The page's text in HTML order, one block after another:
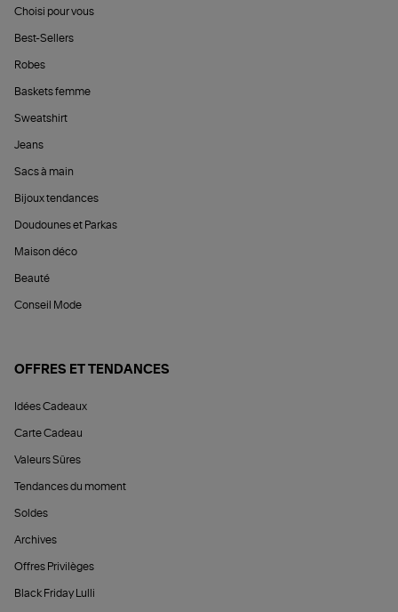
Choisi pour vous
Best-Sellers
Robes
Baskets femme
Sweatshirt
Jeans
Sacs à main
Bijoux tendances
Doudounes et Parkas
Maison déco
Beauté
Conseil Mode
OFFRES ET TENDANCES
Idées Cadeaux
Carte Cadeau
Valeurs Sûres
Tendances du moment
Soldes
Archives
Offres Privilèges
Black Friday Lulli